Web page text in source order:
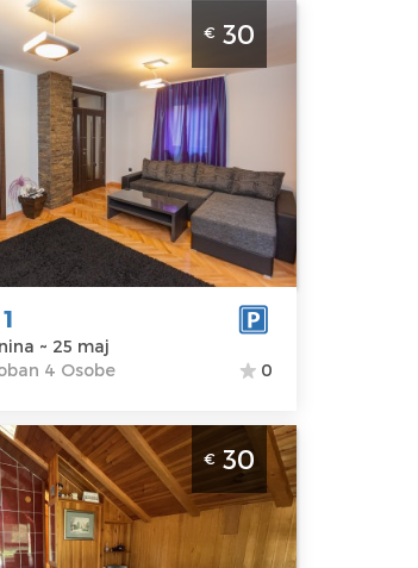
Neivado 1 Zlatibor
Gosti:
Kvadratura :60
m2
Struktura :
Dvosoban
€ 30
~ 25 maj
4 Osobe
0
Guest House Lugu 1
Jezero
Gosti:2
€ 30